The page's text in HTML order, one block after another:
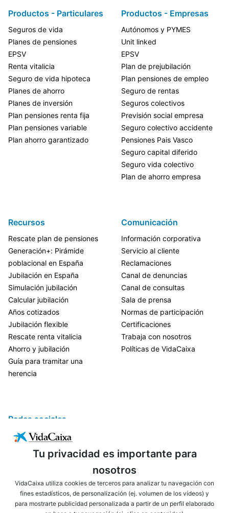
Tu privacidad es importante para
nosotros
VidaCaixa utiliza cookies de terceros para analizar tu navegación con
fines estadísticos, de personalización (ej. volumen de los vídeos) y
para mostrarte publicidad personalizada a partir de un perfil elaborado
Productos - Particulares
Seguros de vida
Planes de pensiones
EPSV
Renta vitalicia
Seguro de vida hipoteca
Planes de ahorro
Planes de inversión
Plan pensiones renta fija
Plan pensiones variable
Plan ahorro garantizado
Productos - Empresas
Autónomos y PYMES
Unit linked
EPSV
Plan de prejubilación
Plan pensiones de empleo
Seguro de rentas
Seguros colectivos
Previsión social empresa
Seguro colectivo accidente
Pensiones Pais Vasco
Seguro capital diferido
Seguro vida colectivo
Plan de ahorro empresa
Recursos
Rescate plan de pensiones
Generación+: Pirámide
poblacional en España
Jubilación en España
Simulación jubilación
Calcular jubilación
Años cotizados
Jubilación flexible
Rescate renta vitalicia
Ahorro y jubilación
Guía para tramitar una
herencia
Comunicación
Información corporativa
Servicio al cliente
Reclamaciones
Canal de denuncias
Canal de consultas
Sala de prensa
Normas de participación
Certificaciones
Trabaja con nosotros
Políticas de VidaCaixa
Redes sociales
ENLACES DE INTERÉS AVISO LEGAL